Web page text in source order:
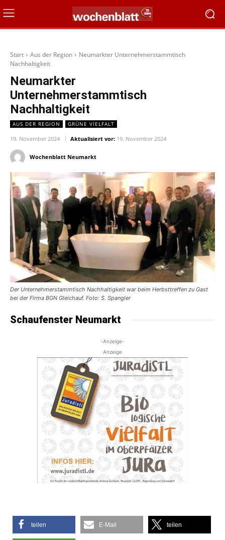
Start Aus der Region
Neumarkter Unternehmerstammtisch
Nachhaltigkeit
Neumarkter
Unternehmerstammtisch
Nachhaltigkeit
AUS DER REGION GRÜNE VIELFALT
19. November 2024 Aktualisiert vor: 19. November 2024
Wochenblatt Neumarkt
Der Unternehmerstammtisch Nachhaltigkeit war beim Herbsttreffen zu Gast
bei der Firma BGN Gleichauf. Foto: S. Spangler
Schaufenster Neumarkt
-Anzeige-
Anzeige
teilen E-Mail teilen